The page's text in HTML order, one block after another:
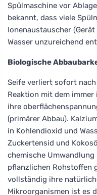
Spülmaschine vor
bekannt, dass viele
Ionenaustauscher
Wasser unzureichend
Biologische
Seife verliert sofort
Reaktion mit dem
ihre
(primärer Abbau).
in Kohlendioxid und
Zuckertensid und
chemische
pflanzlichen Rohstoffen
vollständig ihre
Mikroorganismen ist es